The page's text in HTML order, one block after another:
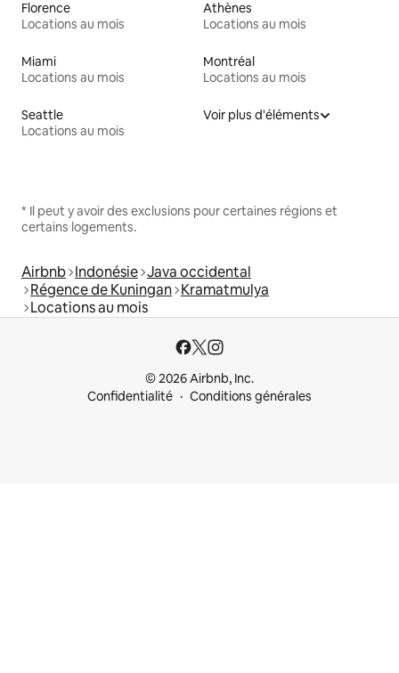
Florence
Locations au mois
Athènes
Locations au mois
Miami
Locations au mois
Montréal
Locations au mois
Seattle
Locations au mois
Voir plus d'éléments
* Il peut y avoir des exclusions pour certaines régions et
certains logements.
Airbnb Indonésie Java occidental
Régence de Kuningan Kramatmulya
Locations au mois
© 2026 Airbnb, Inc.
Confidentialité
Conditions générales